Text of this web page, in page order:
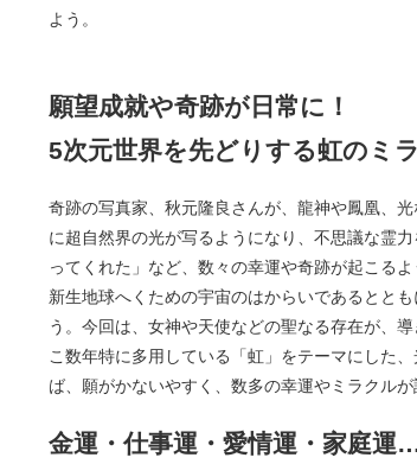
よう。
願望成就や奇跡が日常に！
5次元世界を先どりする虹のミ
奇跡の写真家、秋元隆良さんが、龍神や鳳凰、
に超自然界の光が写るようになり、不思議な霊
ってくれた」など、数々の幸運や奇跡が起こる
新生地球へくための宇宙のはからいであるとと
う。今回は、女神や天使などの聖なる存在が、
こ数年特に多用している「虹」をテーマにした
ば、願がかないやすく、数多の幸運やミラクルが
金運・仕事運・愛情運・家庭運